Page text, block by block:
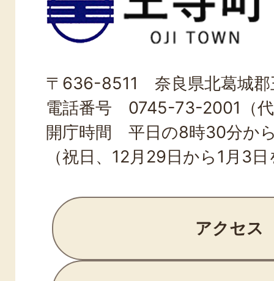
寺
町
TOWN
〒636-8511 奈良県北葛城郡
電話番号 0745-73-2001（
開庁時間 平日の8時30分か
（祝日、12月29日から1月3
アクセス